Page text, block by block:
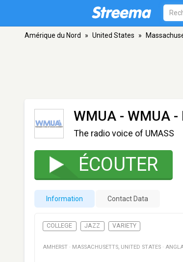
Amérique du Nord » United States »
WMUA - WMUA -
The radio voice of UMASS
ÉCOUTER
Information Contact Data
COLLEGE JAZZ VARIETY
AMHERST · MASSACHUSETTS, UNITED STATES ·